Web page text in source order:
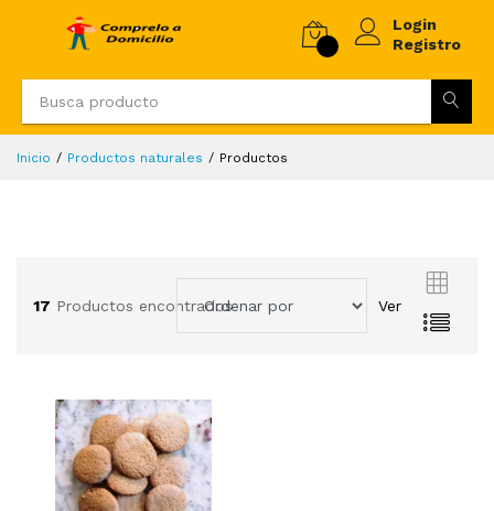
Login
Registro
Inicio Productos naturales Productos
17 Productos encontrados Ver